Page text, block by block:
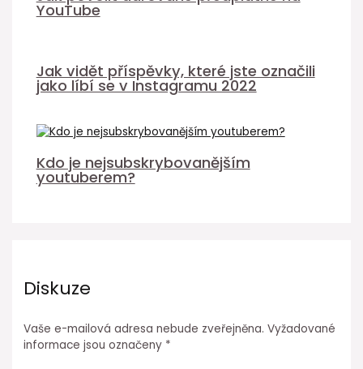
YouTube
Jak vidět příspěvky, které jste označili
jako líbí se v Instagramu 2022
Kdo je nejsubskrybovanějším
youtuberem?
Diskuze
Vaše e-mailová adresa nebude zveřejněna. Vyžadované
informace jsou označeny *